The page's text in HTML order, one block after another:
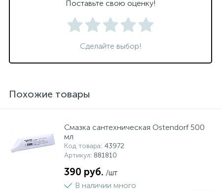
Поставьте свою оценку!
Сделайте выбор!
Похожие товары
Смазка сантехническая Ostendorf 500
мл
Код товара: 43972
Артикул: 881810
390 руб. /шт
В наличии много